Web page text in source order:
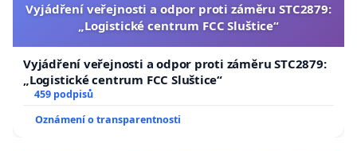
republice.
Stránky Česko-Slovenské Asociace za Kratom:
www.CSAKratom.org
Vyjádření veřejnosti a odpor proti záměru STC2879:
„Logistické centrum FCC Sluštice“
Vyjádření veřejnosti a odpor proti záměru STC2879:
„Logistické centrum FCC Sluštice“
459 podpisů
Oznámení o transparentnosti